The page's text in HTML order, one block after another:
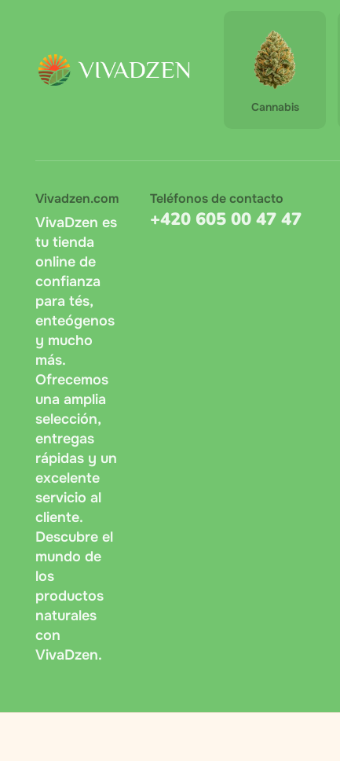
Cannabis
Vivadzen.com
VivaDzen es
tu tienda
online de
confianza
para tés,
enteógenos
y mucho
más.
Ofrecemos
una amplia
selección,
entregas
rápidas y un
excelente
servicio al
cliente.
Descubre el
mundo de
los
productos
naturales
con
VivaDzen.
Teléfonos de contacto
+420 605 00 47 47